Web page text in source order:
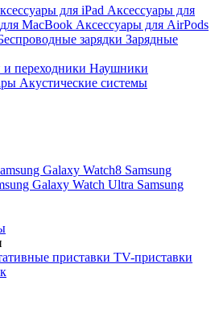
для iPad Аксессуары для
MacBook Аксессуары для AirPods
зарядки Зарядные
и переходники Наушники
Акустические системы
Galaxy Watch8 Samsung
Galaxy Watch Ultra Samsung
приставки TV-приставки